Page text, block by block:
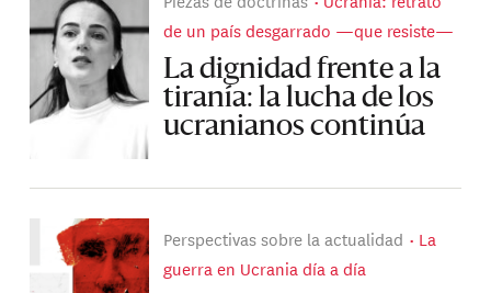
de un país desgarrado —que resiste—
La dignidad frente a la
tiranía: la lucha de los
ucranianos continúa
Perspectivas sobre la actualidad
La
guerra en Ucrania día a día